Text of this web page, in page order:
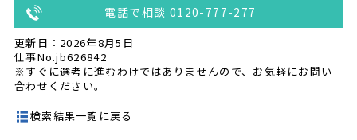
電話で相談 0120-777-277
更新日：2026年8月5日
仕事No.jb626842
※すぐに選考に進むわけではありませんので、お気軽にお問い
合わせください。
検索結果一覧に戻る